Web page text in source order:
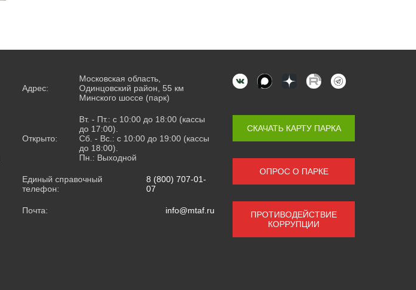
Адрес:
Московская область,
Одинцовский район, 55 км
Минского шоссе (парк)
Открыто:
Вт. - Пт.: с 10:00 до 18:00 (кассы
до 17:00).
Сб. - Вс.: с 10:00 до 19:00 (кассы
до 18:00).
Пн.: Выходной
Единый справочный
телефон:
8 (800) 707-01-
07
Почта: info@mtaf.ru
СКАЧАТЬ КАРТУ ПАРКА
ОПРОС О ПАРКЕ
ПРОТИВОДЕЙСТВИЕ
КОРРУПЦИИ